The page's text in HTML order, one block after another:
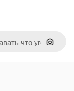
Поиск